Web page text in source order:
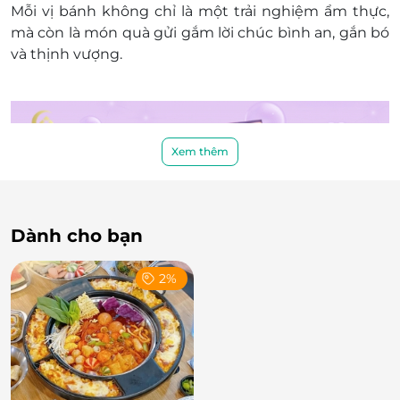
Mỗi vị bánh không chỉ là một trải nghiệm ẩm thực,
mà còn là món quà gửi gắm lời chúc bình an, gắn bó
và thịnh vượng.
Trà lài thượng hạng – Thức uống tri kỷ cùng
bánh ngon
Đi kèm hộp bánh làtrà lài thượng hạng (15g)
hương thơm thanh mát, nhẹ nhàng và tinh tế, là lựa
Xem thêm
Dành cho bạn
2%